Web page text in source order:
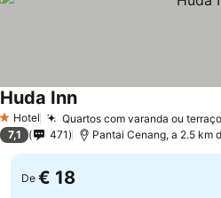
1 Estrelas
Hotel Quartos com varanda ou
Huda Inn
7,1 471 Pantai Cenang, a 2.5 km
De € 18